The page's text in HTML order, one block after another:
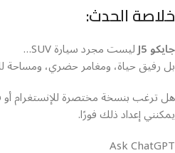
خلاصة الحدث:
جايكو J5 ليست مجرد سيارة SUV…
بل رفيق حياة، ومغامر حضري، ومساحة
هل ترغب بنسخة مختصرة للإنستغرام أو
يمكنني إعداد ذلك فورًا.
Ask ChatGPT